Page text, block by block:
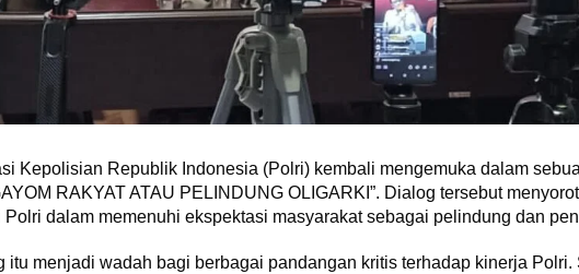
Kepolisian Republik Indonesia (Polri) kembali mengemuka dalam
RAKYAT ATAU PELINDUNG OLIGARKI”. Dialog tersebut
dalam memenuhi ekspektasi masyarakat sebagai pelindung dan
menjadi wadah bagi berbagai pandangan kritis terhadap kinerja Polri.